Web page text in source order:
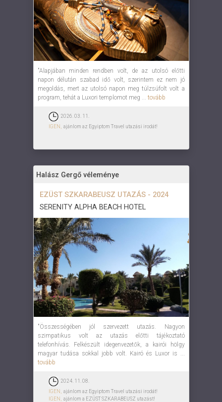
"Alapjában minden rendben volt, de az utolsó előtti
napon délután szabad idő volt, szerintem ez nem jó
megoldás, mert az utolsó napon meg túlzsúfolt volt a
program, tehát a Luxori templomot meg ... tovább
2026. 03. 11.
IGEN,
ajánlom az Egyiptom Travel utazási irodát!
Halász Gergő véleménye
EZÜST SZKARABEUSZ UTAZÁS - 2024
SERENITY ALPHA BEACH HOTEL
"Összességében jól szervezett utazás. Nagyon
szimpatikus volt az utazás előtti tájékoztató
telefonhívás. Felkészült idegenvezetők, a kairói hölgy
magyar tudása sokkal jobb volt. Kairó és Luxor is ...
tovább
2024. 11. 08.
IGEN,
ajánlom az Egyiptom Travel utazási irodát!
IGEN,
ajánlom a EZÜST SZKARABEUSZ utazást!